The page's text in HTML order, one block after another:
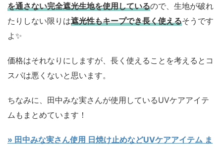
を通さない完全遮光生地を使用しているので、生地が破れ
たりしない限りは遮光性もキープでき長く使えるそうです
よ✨
価格はそれなりにしますが、長く使えることを考えるとコ
スパは悪くないと思います。
ちなみに、田中みな実さんが使用しているUVケアアイテ
ムもまとめています！
» 田中みな実さん使用 日焼け止めなどUVケアアイテム ま